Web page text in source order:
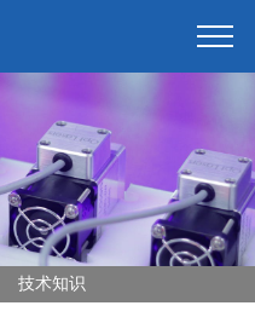
技术知识